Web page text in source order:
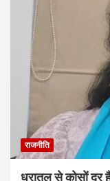
राजनीति
धरातल से कोसों दूर